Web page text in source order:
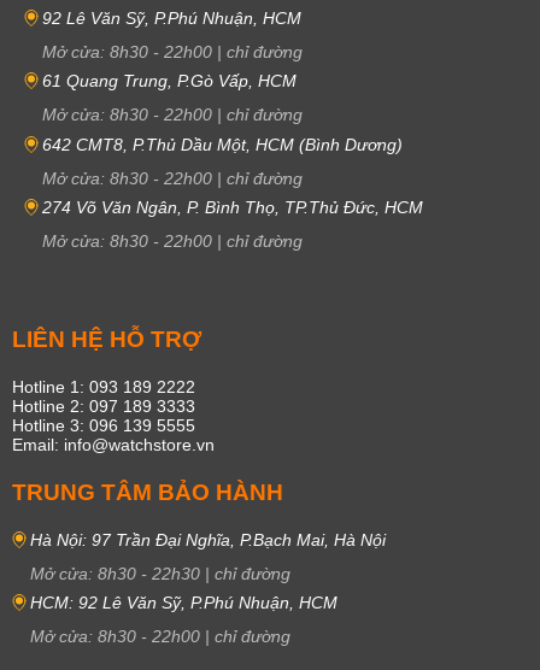
92 Lê Văn Sỹ, P.Phú Nhuận, HCM
Mở cửa: 8h30 - 22h00 | chỉ đường
61 Quang Trung, P.Gò Vấp, HCM
Mở cửa: 8h30 - 22h00 | chỉ đường
642 CMT8, P.Thủ Dầu Một, HCM (Bình Dương)
Mở cửa: 8h30 - 22h00 | chỉ đường
274 Võ Văn Ngân, P. Bình Thọ, TP.Thủ Đức, HCM
Mở cửa: 8h30 - 22h00 | chỉ đường
LIÊN HỆ HỖ TRỢ
Hotline 1: 093 189 2222
Hotline 2: 097 189 3333
Hotline 3: 096 139 5555
Email: info@watchstore.vn
TRUNG TÂM BẢO HÀNH
Hà Nội: 97 Trần Đại Nghĩa, P.Bạch Mai, Hà Nội
Mở cửa: 8h30 - 22h30 | chỉ đường
HCM: 92 Lê Văn Sỹ, P.Phú Nhuận, HCM
Mở cửa: 8h30 - 22h00 | chỉ đường